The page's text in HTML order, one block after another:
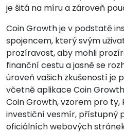
je šitá na míru a zároveň
Coin Growth je v podstatě
spojencem, který svým
prozíravost, aby mohli
finanční cestu a jasně se
úroveň vašich zkušeností je
včetně aplikace Coin
Coin Growth, vzorem pro
investiční vesmír, přístupný
oficiálních webových